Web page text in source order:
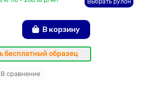
Выбрать рулон
В корзину
бесплатный образец
В сравнение